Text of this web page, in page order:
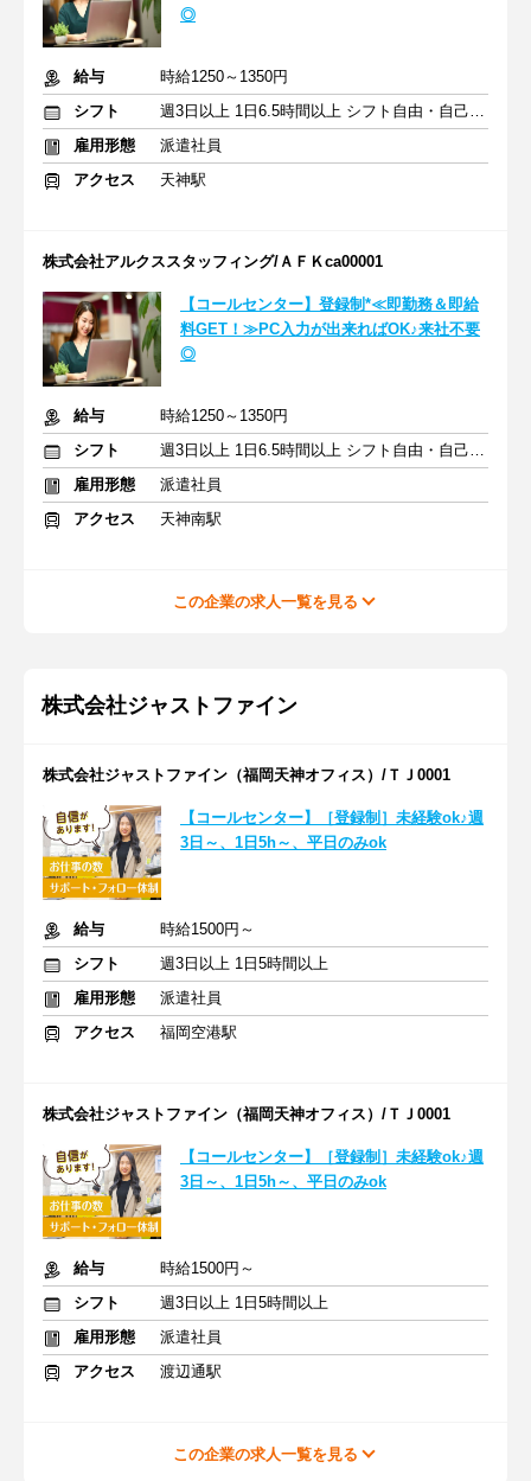
◎
給与
時給1250～1350円
シフト
週3日以上 1日6.5時間以上 シフト自由・自己申告
雇用形態
派遣社員
アクセス
天神駅
株式会社アルクススタッフィング/ＡＦＫca00001
【コールセンター】登録制*≪即勤務＆即給
料GET！≫PC入力が出来ればOK♪来社不要
◎
給与
時給1250～1350円
シフト
週3日以上 1日6.5時間以上 シフト自由・自己申告
雇用形態
派遣社員
アクセス
天神南駅
この企業の求人一覧を見る
株式会社ジャストファイン
株式会社ジャストファイン（福岡天神オフィス）/ＴＪ0001
【コールセンター】［登録制］未経験ok♪週
3日～、1日5h～、平日のみok
給与
時給1500円～
シフト
週3日以上 1日5時間以上
雇用形態
派遣社員
アクセス
福岡空港駅
株式会社ジャストファイン（福岡天神オフィス）/ＴＪ0001
【コールセンター】［登録制］未経験ok♪週
3日～、1日5h～、平日のみok
給与
時給1500円～
シフト
週3日以上 1日5時間以上
雇用形態
派遣社員
アクセス
渡辺通駅
この企業の求人一覧を見る